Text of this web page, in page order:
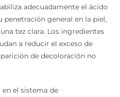
adecuadamente el ácido
general en la piel,
tez clara. Los ingredientes
a reducir el exceso de
de decoloración no
en el sistema de